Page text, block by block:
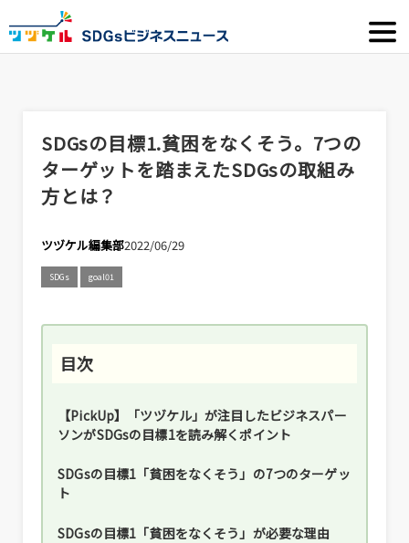
SDGsの目標1.貧困をなくそう。7つの
ターゲットを踏まえたSDGsの取組み
方とは？
ツヅケル編集部2022/06/29
SDGs goal01
【PickUp】「ツヅケル」が注目したビジネスパー
ソンがSDGsの目標1を読み解くポイント
SDGsの目標1「貧困をなくそう」の7つのターゲッ
ト
SDGsの目標1「貧困をなくそう」が必要な理由